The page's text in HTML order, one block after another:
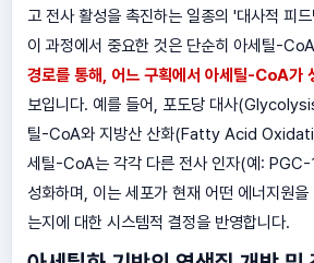
고 전사 활성을 촉진하는 일종의 '대사적 피
이 과정에서 중요한 것은 단순히 아세틸-
경로를 통해, 어느 구획에서 아세틸-CoA가
보입니다. 예를 들어, 포도당 대사
틸-CoA와 지방산 산화(Fatty Acid
세틸-CoA는 각각 다른 전사 인자(예:
성화하며, 이는 세포가 현재 어떤 에너지원
는지에 대한 시스템적 결정을 반영합니다.